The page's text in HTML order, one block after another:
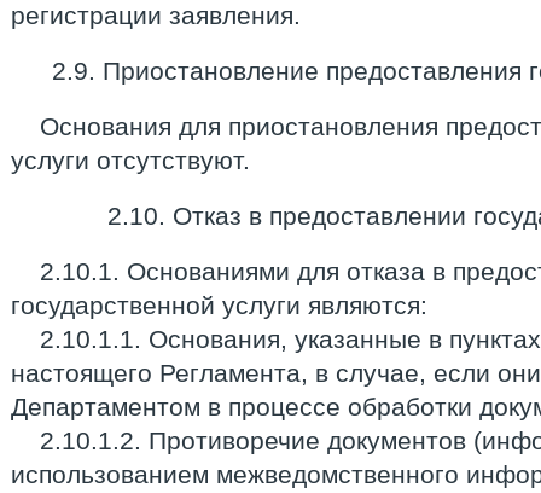
регистрации заявления.
2.9. Приостановление предоставления
Основания для приостановления
услуги отсутствуют.
2.10. Отказ в предоставлении
2.10.1. Основаниями для отказа в
государственной услуги являются:
2.10.1.1. Основания, указанные в
настоящего Регламента, в случае, если
Департаментом в процессе обработки
2.10.1.2. Противоречие документов
использованием межведомственного